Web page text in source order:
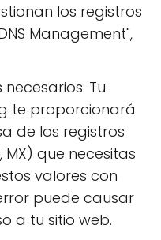
los registros
Management",
Tu
te proporcionará
de los registros
MX) que necesitas
valores con
puede causar
a tu sitio web.